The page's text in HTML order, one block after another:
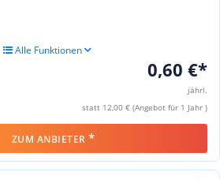
Alle Funktionen
0,60 €*
jährl.
statt 12,00 € (Angebot für 1 Jahr )
ZUM ANBIETER *